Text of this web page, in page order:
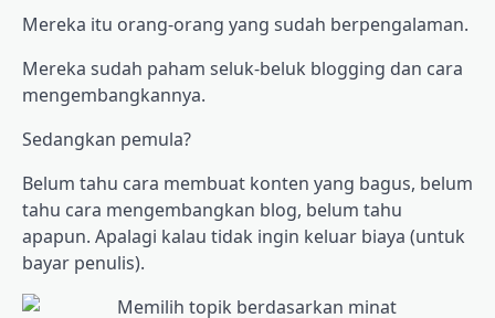
Mereka itu orang-orang yang sudah berpengalaman.
Mereka sudah paham seluk-beluk blogging dan cara
mengembangkannya.
Sedangkan pemula?
Belum tahu cara membuat konten yang bagus, belum
tahu cara mengembangkan blog, belum tahu
apapun. Apalagi kalau tidak ingin keluar biaya (untuk
bayar penulis).